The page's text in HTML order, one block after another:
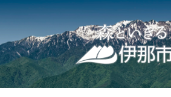
こ
の
ペ
ー
ジ
の